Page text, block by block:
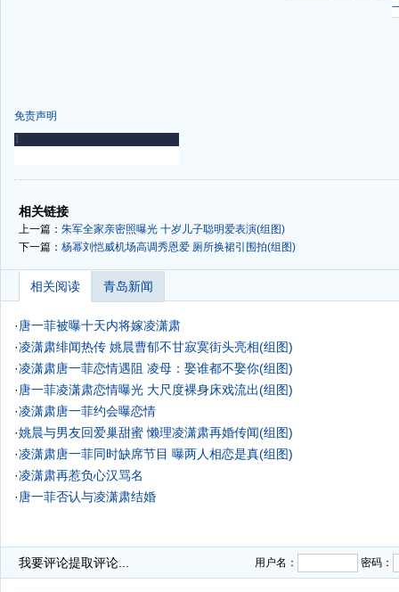
免责声明
-
相关链接
上一篇： 朱军全家亲密照曝光 十岁儿子聪明爱表演(组图)
下一篇： 杨幂刘恺威机场高调秀恩爱 厕所换裙引围拍(组图)
相关阅读 青岛新闻
· 唐一菲被曝十天内将嫁凌潇肃
·凌潇肃绯闻热传 姚晨曹郁不甘寂寞街头亮相(组图)
·凌潇肃唐一菲恋情遇阻 凌母：娶谁都不娶你(组图)
· 唐一菲凌潇肃恋情曝光 大尺度裸身床戏流出(组图)
·凌潇肃唐一菲约会曝恋情
·姚晨与男友回爱巢甜蜜 懒理凌潇肃再婚传闻(组图)
·凌潇肃唐一菲同时缺席节目 曝两人相恋是真(组图)
·凌潇肃再惹负心汉骂名
· 唐一菲否认与凌潇肃结婚
我要评论提取评论... 用户名： 密码：